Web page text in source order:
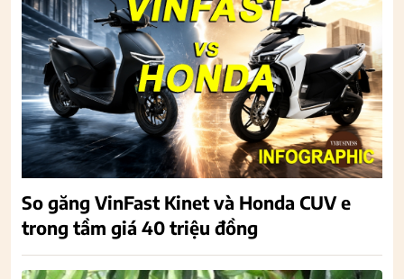
So găng VinFast Kinet và Honda CUV e
trong tầm giá 40 triệu đồng